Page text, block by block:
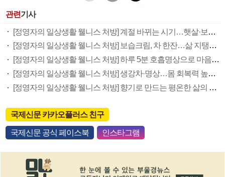
관련기사
[정영자의 일상생활 웰니스 처방] 계절 바뀌는 시기…햇살·보습·면역력 챙겨야
[정영자의 일상생활 웰니스 처방] 보습크림, 차 한잔…삶 지탱하는 온기
[정영자의 일상생활 웰니스 처방] 하루 5분 호흡명상으로 마음 안정 취해요
[정영자의 일상생활 웰니스 처방] 생강차·명상…몸 회복력 높이기 도와
[정영자의 일상생활 웰니스 처방] 향기로 만드는 평온한 삶의 기술
국제신문 카카오플러스 친구
국제신문 공식 페이스북 인스타그램